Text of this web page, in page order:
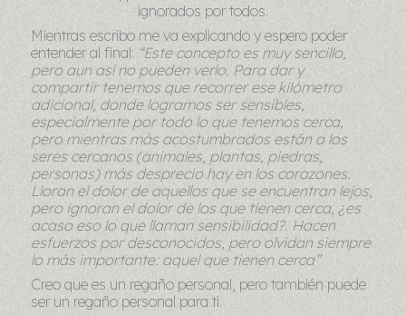
ignorados por todos.
Mientras escribo me va explicando y espero poder
entender al final: “Este concepto es muy sencillo,
pero aun así no pueden verlo. Para dar y
compartir tenemos que recorrer ese kilómetro
adicional, donde logramos ser sensibles,
especialmente por todo lo que tenemos cerca,
pero mientras más acostumbrados están a los
seres cercanos (animales, plantas, piedras,
personas) más desprecio hay en los corazones.
Lloran el dolor de aquellos que se encuentran lejos,
pero ignoran el dolor de los que tienen cerca, ¿es
acaso eso lo que llaman sensibilidad?. Hacen
esfuerzos por desconocidos, pero olvidan siempre
lo más importante: aquel que tienen cerca”
Creo que es un regaño personal, pero también puede
ser un regaño personal para ti.